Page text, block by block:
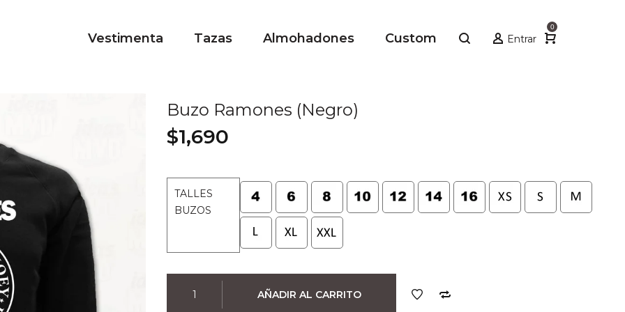
Entrar
0
Vestimenta Tazas Almohadones Custom
Buzo Ramones (Negro)
$1,690
TALLES
BUZOS
Ramones
AÑADIR AL CARRITO